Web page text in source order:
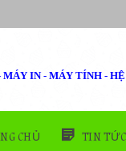
MÁY IN - MÁY TÍNH -
CHỦ TIN TỨC